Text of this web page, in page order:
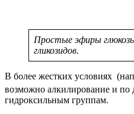
Простые эфиры
гликозидов.
В более жестких условиях
возможно алкилирование и по
гидроксильным группам.